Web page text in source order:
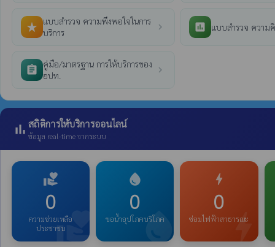
star_rate
แบบสำรวจ ความพึงพอใจในการ
บริการ
chevron_right poll แบบสำรวจ ความ
assignment
คู่มือ/มาตรฐาน การให้บริการของ
อปท.
chevron_right
bar_chart สถิติการให้บริการออนไลน์
ข้อมูล real-time จากระบบ
volunteer_activism
volunteer_activism
0
ความช่วยเหลือ
ประชาชน
water_drop
water_drop
0
ขอน้ำอุปโภคบริโภค bolt
bolt
0
ซ่อมไฟฟ้าสาธารณะ